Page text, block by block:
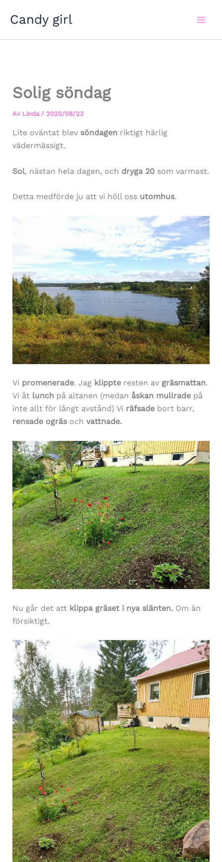
Candy girl
Solig söndag
Av Linda / 2020/08/23
Lite oväntat blev söndagen riktigt härlig
vädermässigt.
Sol, nästan hela dagen, och dryga 20som varmast.
Detta medförde ju att vi höll oss utomhus.
Vi promenerade. Jag klippteresten av gräsmattan.
Vi åt lunch på altanen (medan åskan mullradepå
inte allt för långt avstånd) Vi räfsadebort barr,
rensade ogräs och vattnade.
Nu går det att klippa gräset i nya slänten.Om än
försiktigt.